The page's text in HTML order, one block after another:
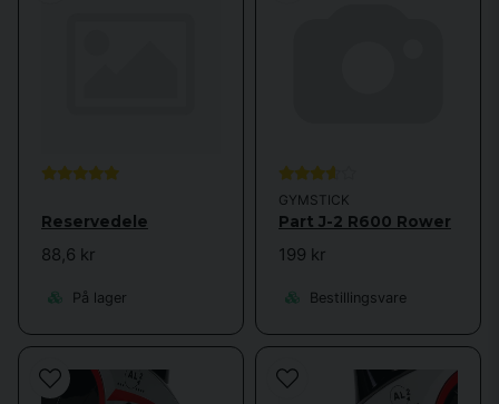
Reservedele
88,6 kr
På lager
GYMSTICK
Part J-2 R600 Rower
199 kr
Bestillingsvare